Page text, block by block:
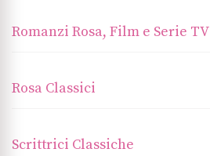
Romanzi Rosa, Film e Serie TV
Rosa Classici
Scrittrici Classiche